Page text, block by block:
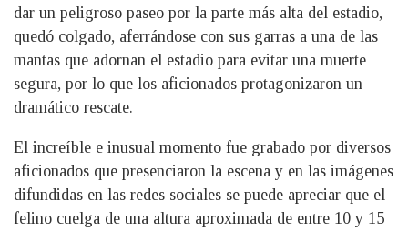
dar un peligroso paseo por la parte más alta del estadio,
quedó colgado, aferrándose con sus garras a una de las
mantas que adornan el estadio para evitar una muerte
segura, por lo que los aficionados protagonizaron un
dramático rescate.
El increíble e inusual momento fue grabado por diversos
aficionados que presenciaron la escena y en las imágenes
difundidas en las redes sociales se puede apreciar que el
felino cuelga de una altura aproximada de entre 10 y 15